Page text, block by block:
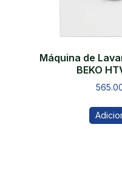
Máquina de
BEKO